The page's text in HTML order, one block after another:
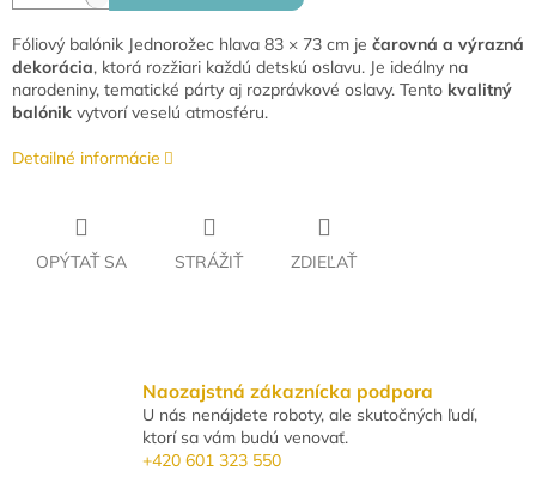
Fóliový balónik Jednorožec hlava 83 × 73 cm je čarovná a výrazná
dekorácia, ktorá rozžiari každú detskú oslavu. Je ideálny na
narodeniny, tematické párty aj rozprávkové oslavy. Tento kvalitný
balónik vytvorí veselú atmosféru.
Detailné informácie
OPÝTAŤ SA STRÁŽIŤ ZDIEĽAŤ
Naozajstná zákaznícka podpora
U nás nenájdete roboty, ale skutočných ľudí,
ktorí sa vám budú venovať.
+420 601 323 550